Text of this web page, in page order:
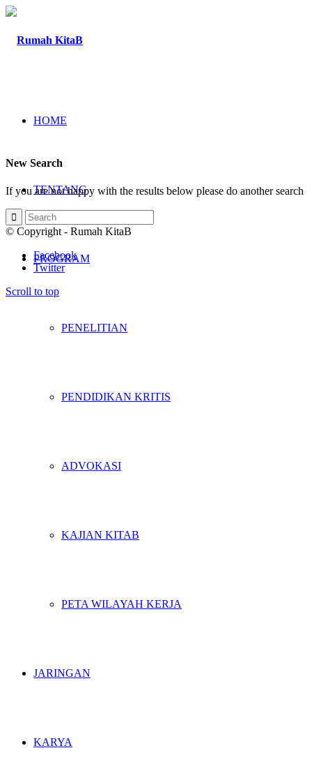
HOME
TENTANG
PROGRAM
PENELITIAN
PENDIDIKAN KRITIS
ADVOKASI
KAJIAN KITAB
PETA WILAYAH KERJA
JARINGAN
KARYA
New Search
If you are not happy with the results below please do another search
© Copyright - Rumah KitaB
Facebook
Twitter
Scroll to top